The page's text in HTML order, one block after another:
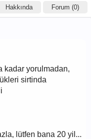
Hakkında Forum (0)
kadar yorulmadan,
sirtinda
lütfen bana 20 yil...